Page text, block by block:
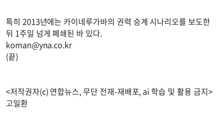
특히 2013년에는 카이네루가바의 권력 승계 시나리오를 보도한
뒤 1주일 넘게 폐쇄된 바 있다.
koman@yna.co.kr
(끝)
<저작권자(c) 연합뉴스, 무단 전재-재배포, ai 학습 및 활용 금지>
고일환